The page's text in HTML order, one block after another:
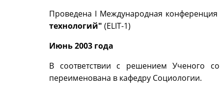
Проведена I Международная конференция
технологий" (ELIT-1)
Июнь 2003 года
В соответствии с решением Ученого
переименована в кафедру Социологии.